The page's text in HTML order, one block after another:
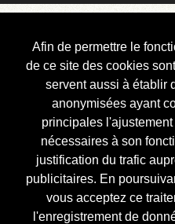
Afin de permettre le
de ce site des cookies
servent aussi à établir
anonymisées ayant
principales
nécessaires à son
justification du trafic
publicitaires. En
vous acceptez ce
l'enregistrement de
Courbis, « LE »
Blog Officiel
Bienvenue
Réalisations
Divers (et d’été)
Annonces